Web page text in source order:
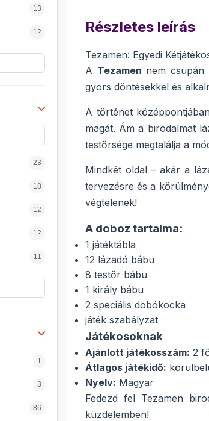
13
12
10
6
23
18
12
12
11
9
1
3
86
Részletes leírás
Tezamen: Egyedi
A Tezamen nem csupán
gyors döntésekkel és
A történet
magát. Ám a birodalmat
testőrsége megtalálja a
Mindkét oldal – akár a
tervezésre és a
végtelenek!
A doboz tartalma:
1 játéktábla
12 lázadó bábu
8 testőr bábu
1 király bábu
2 speciális dobókocka
játék szabályzat
Játékosoknak
Ajánlott játékosszám: 2
Átlagos játékidő:
Nyelv: Magyar
Fedezd fel Tezamen
küzdelemben!